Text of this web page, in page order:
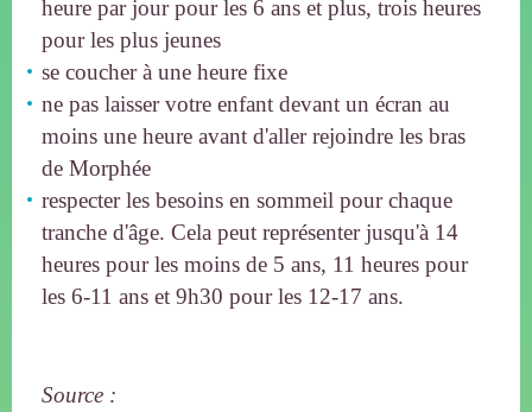
heure par jour pour les 6 ans et plus, trois heures
pour les plus jeunes
se coucher à une heure fixe
ne pas laisser votre enfant devant un écran au
moins une heure avant d'aller rejoindre les bras
de Morphée
respecter les besoins en sommeil pour chaque
tranche d'âge. Cela peut représenter jusqu'à 14
heures pour les moins de 5 ans, 11 heures pour
les 6-11 ans et 9h30 pour les 12-17 ans.
Source :